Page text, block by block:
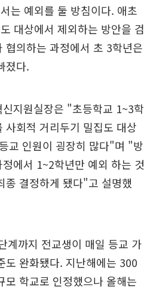
는 예외를 둘 방침이다. 애초
대상에서 제외하는 방안을 검
협의하는 과정에서 초 3학년은
졌다.
지원실장은 "초등학교 1~3학
사회적 거리두기 밀집도 대상
교 인원이 굉장히 많다"며 "방
에서 1~2학년만 예외 하는 것
종 결정하게 됐다"고 설명했
계까지 전교생이 매일 등교 가
도 완화됐다. 지난해에는 300
모 학교로 인정했으나 올해는